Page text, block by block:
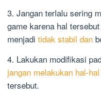
3. Jangan terlalu sering
game karena hal
menjadi tidak stabil dan
4. Lakukan modifikasi
jangan melakukan hal-
tersebut.